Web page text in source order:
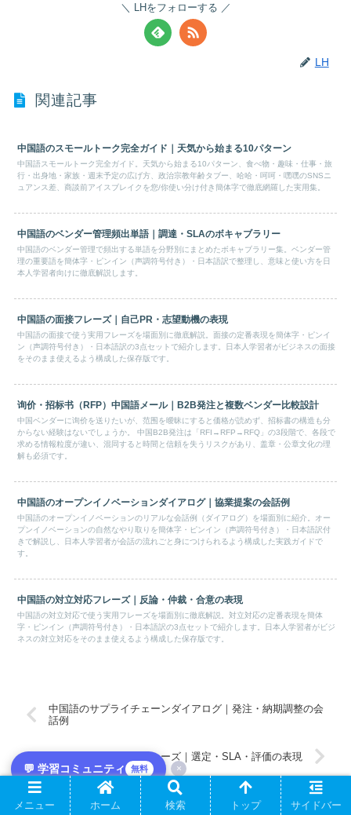
💬 学習コミュニティ 無料 ×
LHをフォローする
LH
関連記事
中国語のスモールトーク完全ガイド｜天気から始まる10パターン
中国語スモールトーク完全ガイド。天気から始まる10パターン、食べ物・趣味・仕事・旅
行・出身地・家族・週末予定の広げ方、政治宗教年齢タブー、哈哈・呵呵・嘿嘿のSNSニ
ュアンス差、商談前アイスブレイクを您/你使い分け付き簡体字で徹底網羅した実用集。
中国語のベンダー管理頻出単語｜調達・SLAのボキャブラリー
中国語のベンダー管理で頻出する単語を分野別にまとめたボキャブラリー集。ベンダー管
理の重要語を簡体字・ピンイン（声調符号付き）・日本語訳で整理し、意味と使い方を日
本人学習者向けに徹底解説します。
中国語の面接フレーズ｜自己PR・志望動機の表現
中国語の面接で使う実用フレーズを場面別に徹底解説。面接の定番表現を簡体字・ピンイ
ン（声調符号付き）・日本語訳の3点セットで紹介します。日本人学習者がビジネスの面接
をそのまま使えるよう構成した保存版です。
询价・招标书（RFP）中国語メール｜B2B発注と複数ベンダー比較設計
中国ベンダーに询价を送りたいが、范围を曖昧にすると価格が読めず、招标書の構造も分
からない経験はないでしょうか。 中国B2B発注は「RFI→RFP→RFQ」の3段階で、各段で
求める情報粒度が違い、混同すると時間と信頼を失うリスクがあり、盖章・公章文化の理
解も必須です。
中国語のオープンイノベーションダイアログ｜協業提案の会話例
中国語のオープンイノベーションのリアルな会話例（ダイアログ）を場面別に紹介。オー
プンイノベーションの自然なやり取りを簡体字・ピンイン（声調符号付き）・日本語訳付
きで解説し、日本人学習者が会話の流れごと身につけられるよう構成した実践ガイドで
す。
中国語の対立対応フレーズ｜反論・仲裁・合意の表現
中国語の対立対応で使う実用フレーズを場面別に徹底解説。対立対応の定番表現を簡体
字・ピンイン（声調符号付き）・日本語訳の3点セットで紹介します。日本人学習者がビジ
ネスの対立対応をそのまま使えるよう構成した保存版です。
中国語のサプライチェーンダイアログ｜発注・納期調整の会
話例
中国語のベンダー管理フレーズ｜選定・SLA・評価の表現
ホーム 中国語
メニュー ホーム 検索 トップ サイドバー